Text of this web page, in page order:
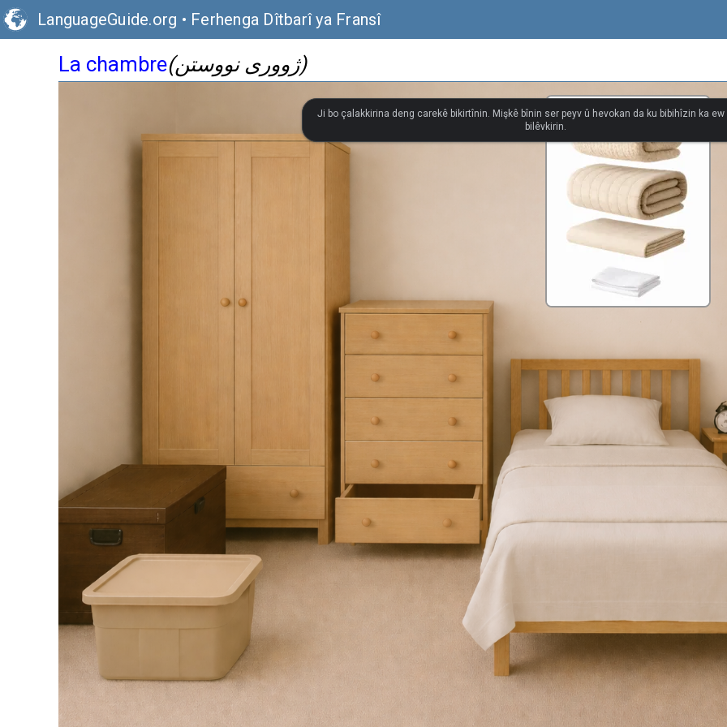
LanguageGuide.org • Ferhenga Dîtbarî ya Fransî
La chambre (ژووری نووستن)
Ji bo çalakkirina deng carekê bikirtînin. Mişkê bînin ser peyv û hevokan da ku bibihîzin ka
bilêvkirin.